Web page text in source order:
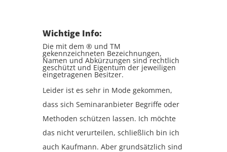
Wichtige Info:
Die mit dem ® und TM
gekennzeichneten Bezeichnungen,
Namen und Abkürzungen sind rechtlich
geschützt und Eigentum der jeweiligen
eingetragenen Besitzer.
Leider ist es sehr in Mode gekommen,
dass sich Seminaranbieter Begriffe oder
Methoden schützen lassen. Ich möchte
das nicht verurteilen, schließlich bin ich
auch Kaufmann. Aber grundsätzlich sind